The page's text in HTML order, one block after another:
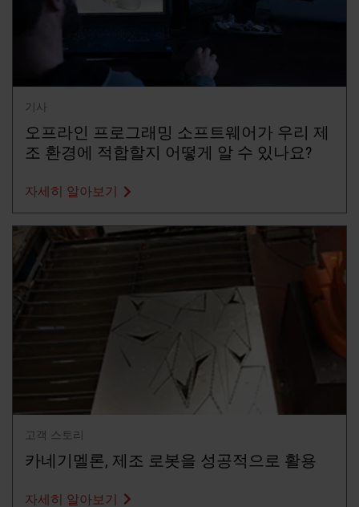
기사
오프라인 프로그래밍 소프트웨어가 우리 제
조 환경에 적합할지 어떻게 알 수 있나요?
자세히 알아보기
고객 스토리
카네기멜론, 제조 로봇을 성공적으로 활용
자세히 알아보기